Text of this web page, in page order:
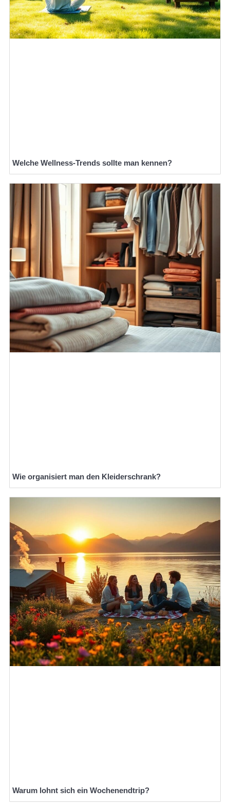
Welche Wellness-Trends sollte man kennen?
Wie organisiert man den Kleiderschrank?
Warum lohnt sich ein Wochenendtrip?